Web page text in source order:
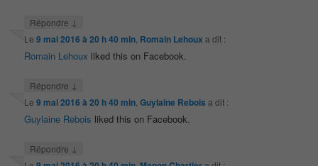
Répondre ↓
Le9 mai 2016 à 20 h 40 min Romain Lehoux a dit :
Romain Lehoux liked this on Facebook.
Répondre ↓
Le9 mai 2016 à 20 h 40 min ,Guylaine Rebois a dit :
Guylaine Rebois liked this on Facebook.
Répondre ↓